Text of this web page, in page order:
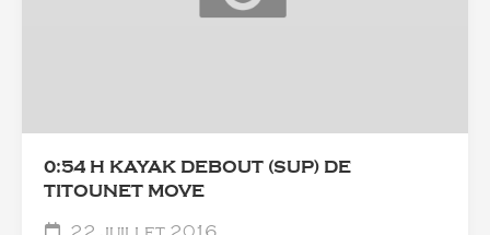
0:54 H KAYAK DEBOUT (SUP) DE
TITOUNET MOVE